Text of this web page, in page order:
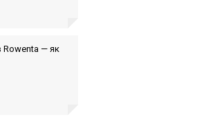
Rowenta — як